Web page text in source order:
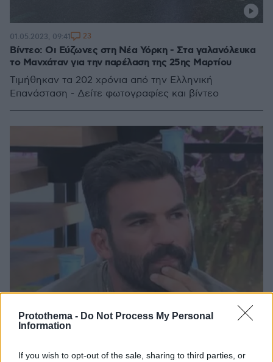
Protothema - Do Not Process My Personal
Information
If you wish to opt-out of the sale, sharing to third parties, or
Βίντεο: Οι Εύζωνες στη Νέα Υόρκη - Στα γαλανόλευκα
το Μανχάταν για την παρέλαση της 25ης Μαρτίου
Τιμήθηκαν τα 202 χρόνια από την Ελληνική
Επανάσταση - Δείτε φωτογραφίες και βίντεο
01.05.2023, 09:41 23